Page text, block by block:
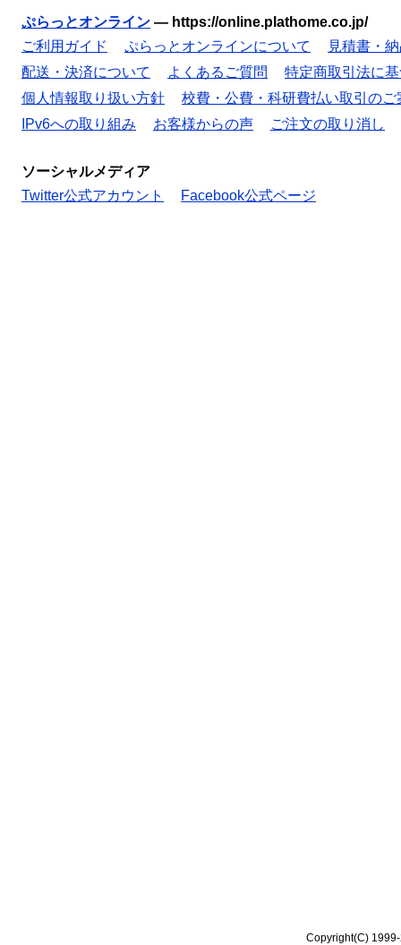
ぷらっとオンライン — https://online.plathome.co.jp/
ご利用ガイド
ぷらっとオンラインについて
見積書・
配送・決済について
よくあるご質問
特定商取引法に
個人情報取り扱い方針
校費・公費・科研費払い取引のご
IPv6への取り組み
お客様からの声 ご注文の取り消し
ソーシャルメディア
Twitter公式アカウント
Facebook公式ページ
Copyright(C)